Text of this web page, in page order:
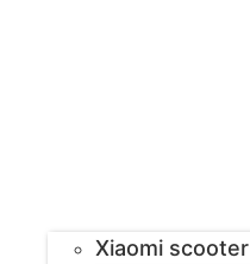
Xiaomi scooter